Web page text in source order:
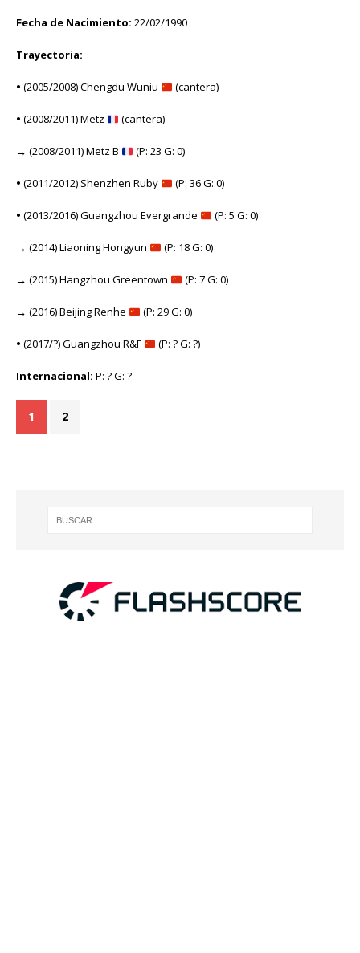
Fecha de Nacimiento: 22/02/1990
Trayectoria:
• (2005/2008) Chengdu Wuniu (cantera)
• (2008/2011) Metz (cantera)
→ (2008/2011) Metz B (P: 23 G: 0)
• (2011/2012) Shenzhen Ruby (P: 36 G: 0)
• (2013/2016) Guangzhou Evergrande (P: 5 G: 0)
→ (2014) Liaoning Hongyun (P: 18 G: 0)
→ (2015) Hangzhou Greentown (P: 7 G: 0)
→ (2016) Beijing Renhe (P: 29 G: 0)
• (2017/?) Guangzhou R&F (P: ? G: ?)
Internacional: P: ? G: ?
1 2